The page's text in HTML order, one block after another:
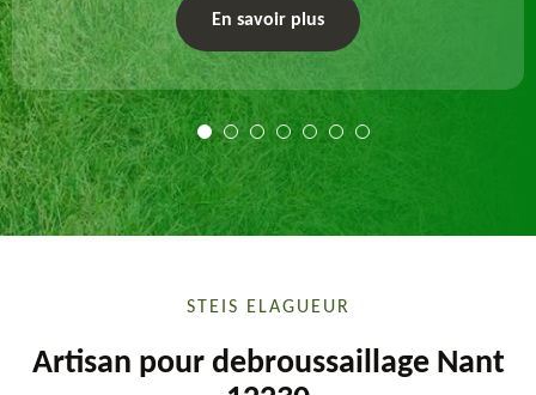
afférents. Devis gratuit et sur mesure.
En savoir plus
STEIS ELAGUEUR
Artisan pour debroussaillage Nant